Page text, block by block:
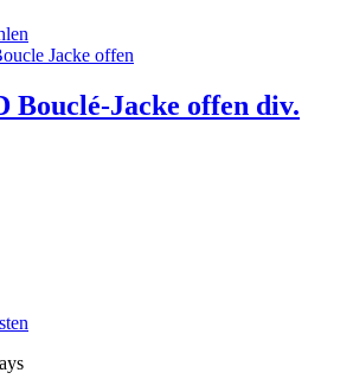
Produkt
mehrere
Varianten
Bouclé-Jacke offen div.